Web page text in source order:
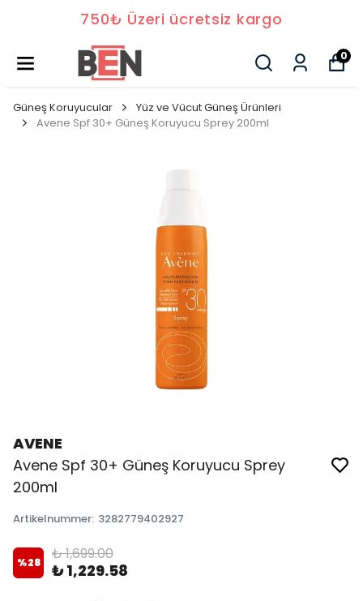
750₺ Üzeri ücretsiz kargo
0
Güneş Koruyucular
Yüz ve Vücut Güneş Ürünleri
Avene Spf 30+ Güneş Koruyucu Sprey 200ml
AVENE
Avene Spf 30+ Güneş Koruyucu Sprey
200ml
Artikelnummer: 3282779402927
%28 ₺ 1,699.00
₺ 1,229.58